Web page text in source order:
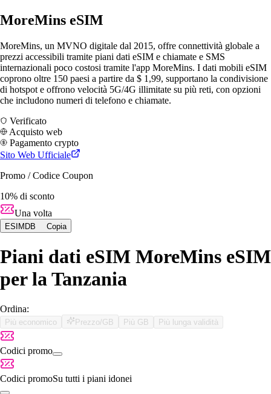
MoreMins eSIM
MoreMins, un MVNO digitale dal 2015, offre connettività globale a
prezzi accessibili tramite piani dati eSIM e chiamate e SMS
internazionali poco costosi tramite l'app MoreMins. I dati mobili eSIM
coprono oltre 150 paesi a partire da $ 1,99, supportano la condivisione
di hotspot e offrono velocità 5G/4G illimitate su più reti, con opzioni
che includono numeri di telefono e chiamate.
Verificato
Acquisto web
Pagamento crypto
Sito Web Ufficiale
Promo / Codice Coupon
10% di sconto
Una volta
ESIMDB Copia
Piani dati eSIM MoreMins eSIM
per la Tanzania
Ordina:
Più economico Prezzo/GB Più GB Più lunga validità
Codici promo
Codici promoSu tutti i piani idonei